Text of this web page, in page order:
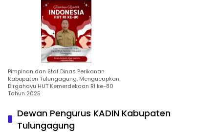
Pimpinan dan Staf Dinas Perikanan
Kabupaten Tulungagung, Mengucapkan:
Dirgahayu HUT Kemerdekaan RI ke-80
Tahun 2025
Dewan Pengurus KADIN Kabupaten
Tulungagung